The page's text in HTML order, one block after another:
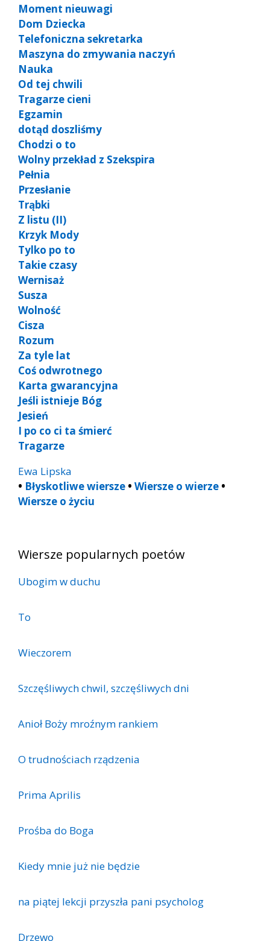
Moment nieuwagi
Dom Dziecka
Telefoniczna sekretarka
Maszyna do zmywania naczyń
Nauka
Od tej chwili
Tragarze cieni
Egzamin
dotąd doszliśmy
Chodzi o to
Wolny przekład z Szekspira
Pełnia
Przesłanie
Trąbki
Z listu (II)
Krzyk Mody
Tylko po to
Takie czasy
Wernisaż
Susza
Wolność
Cisza
Rozum
Za tyle lat
Coś odwrotnego
Karta gwarancyjna
Jeśli istnieje Bóg
Jesień
I po co ci ta śmierć
Tragarze
Ewa Lipska
• Błyskotliwe wiersze • Wiersze o wierze •
Wiersze o życiu
Wiersze popularnych poetów
Ubogim w duchu
To
Wieczorem
Szczęśliwych chwil, szczęśliwych dni
Anioł Boży mroźnym rankiem
O trudnościach rządzenia
Prima Aprilis
Prośba do Boga
Kiedy mnie już nie będzie
na piątej lekcji przyszła pani psycholog
Drzewo